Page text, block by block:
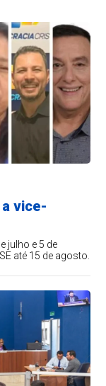
vice-
julho e 5 de
até 15 de agosto.